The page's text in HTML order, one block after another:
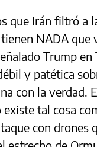
que Irán filtró a
NADA que
Trump
y patética
con la verdad.
tal cosa
con drones